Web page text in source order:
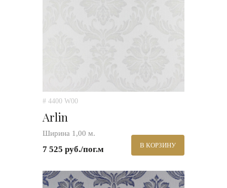
# 4400 W00
Arlin
Ширина 1,00 м.
7 525 руб./пог.м В КОРЗИНУ